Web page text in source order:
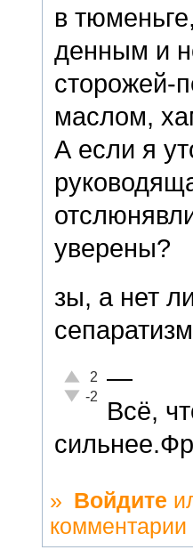
в
денным и
сторожей-
маслом,
А если я
уверены?
зы, а нет
Отлично!
2
Неадекватно!
-2
—
Всё,
» Войдите
комментарии